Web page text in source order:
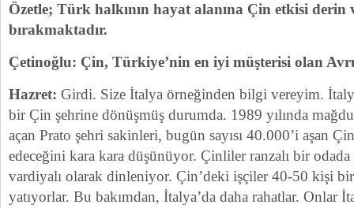
Özetle; Türk halkının hayat alanına Çin etkisi derin
bırakmaktadır.
Çetinoğlu: Çin, Türkiye’nin en iyi müşterisi olan
Hazret: Girdi. Size İtalya örneğinden bilgi vereyim.
bir Çin şehrine dönüşmüş durumda. 1989 yılında
açan Prato şehri sakinleri, bugün sayısı 40.000’i aşan
edeceğini kara kara düşünüyor. Çinliler ranzalı bir
vardiyalı olarak dinleniyor. Çin’deki işçiler 40-50 kişi bir
yatıyorlar. Bu bakımdan, İtalya’da daha rahatlar. Onlar